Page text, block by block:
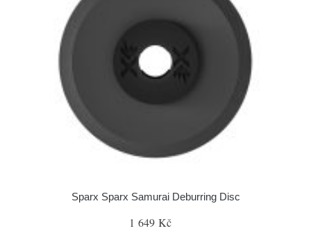
Sparx Sparx Samurai Deburring Disc
1 649 Kč